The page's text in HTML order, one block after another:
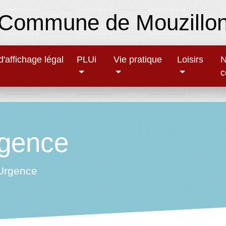
de
légal PLUi Vie pratique Loisirs